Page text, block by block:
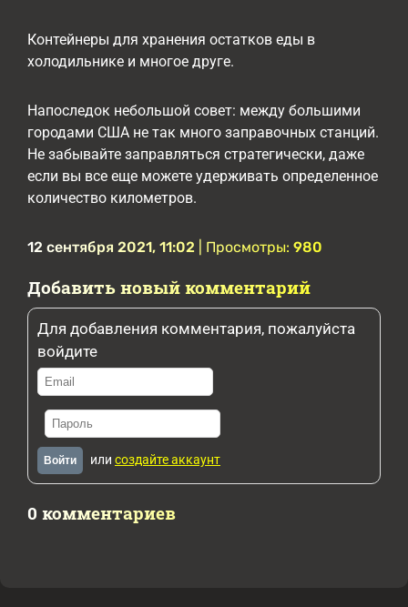
Контейнеры для хранения остатков еды в
холодильнике и многое друге.
Напоследок небольшой совет: между большими
городами США не так много заправочных станций.
Не забывайте заправляться стратегически, даже
если вы все еще можете удерживать определенное
количество километров.
12 сентября 2021, 11:02 | Просмотры: 980
Добавить новый комментарий
Для добавления комментария, пожалуйста
войдите
Войти или создайте аккаунт
0 комментариев